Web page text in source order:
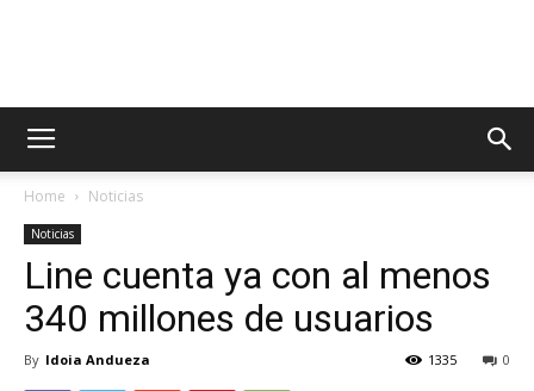
AppsTonic
Home Noticias
Noticias
Line cuenta ya con al menos
340 millones de usuarios
By Idoia Andueza 0
1335